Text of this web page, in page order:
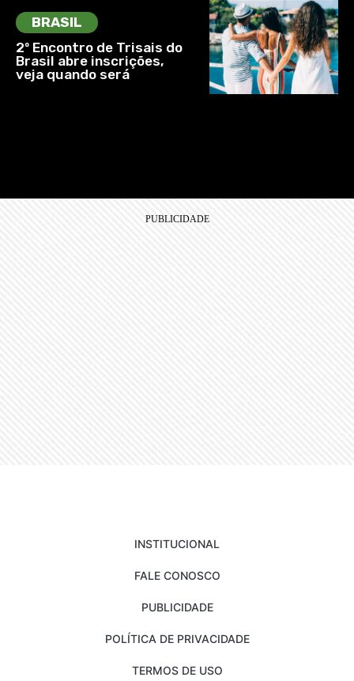
BRASIL
2º Encontro de Trisais do
Brasil abre inscrições,
veja quando será
INSTITUCIONAL
FALE CONOSCO
PUBLICIDADE
POLÍTICA DE PRIVACIDADE
TERMOS DE USO